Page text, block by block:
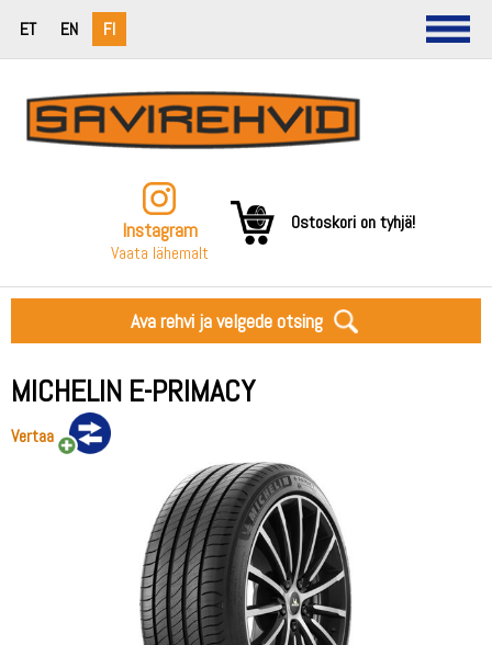
ET EN FI
Instagram
Vaata lähemalt
Ostoskori on tyhjä!
Ava rehvi ja velgede otsing
MICHELIN E-PRIMACY
Vertaa